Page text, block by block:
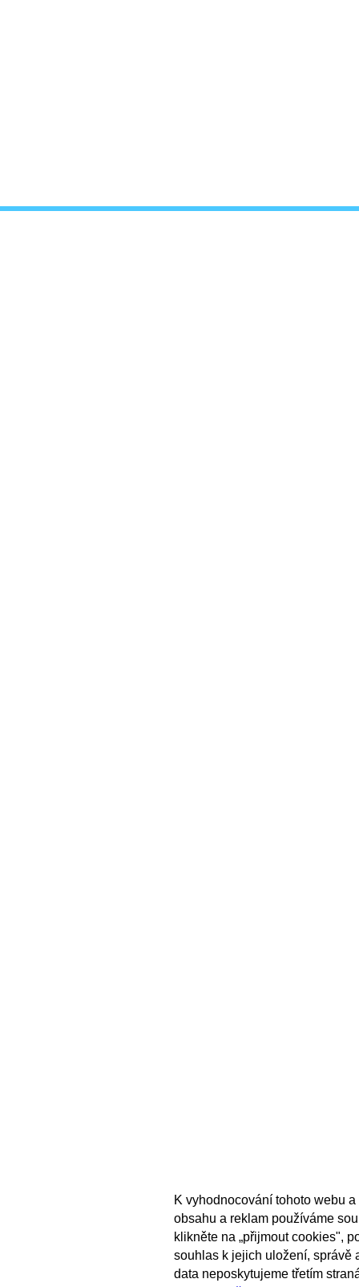
K vyhodnocování tohoto webu
obsahu a reklam používáme
klikněte na „přijmout cookies",
souhlas k jejich uložení, správě
data neposkytujeme třetím